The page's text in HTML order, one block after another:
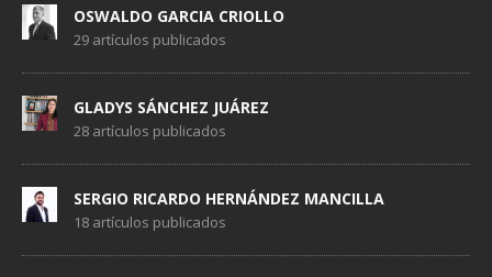
OSWALDO GARCIA CRIOLLO
29 artículos publicados
GLADYS SÁNCHEZ JUÁREZ
28 artículos publicados
SERGIO RICARDO HERNÁNDEZ MANCILLA
18 artículos publicados